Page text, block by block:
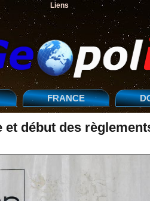
Liens
FRANCE
et début des